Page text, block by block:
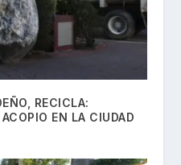
RECICLA:
EN LA CIUDAD